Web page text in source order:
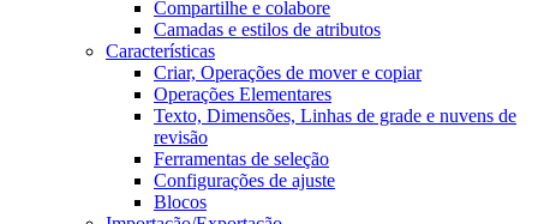
Compartilhe e colabore
Camadas e estilos de atributos
Características
Criar, Operações de mover e copiar
Operações Elementares
Texto, Dimensões, Linhas de grade e nuvens de
revisão
Ferramentas de seleção
Configurações de ajuste
Blocos